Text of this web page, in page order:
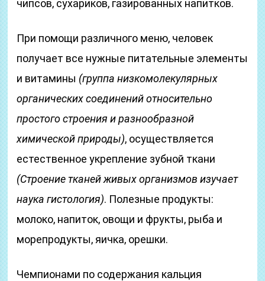
чипсов, сухариков, газированных напитков.
При помощи различного меню, человек
получает все нужные питательные элементы
и витамины (группа низкомолекулярных
органических соединений относительно
простого строения и разнообразной
химической природы), осуществляется
естественное укрепление зубной ткани
(Строение тканей живых организмов изучает
наука гистология). Полезные продукты:
молоко, напиток, овощи и фрукты, рыба и
морепродукты, яичка, орешки.
Чемпионами по содержания кальция